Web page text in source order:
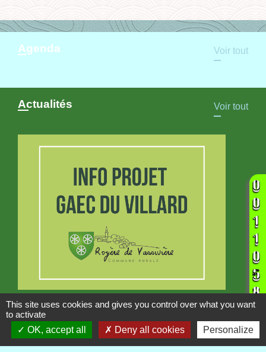
Agenda Voir tout
Actualités Voir tout
INFORMATION
Projet GAEC du Villard
This site uses cookies and gives you control over what you want
to activate
OK, accept all
Deny all cookies Personalize